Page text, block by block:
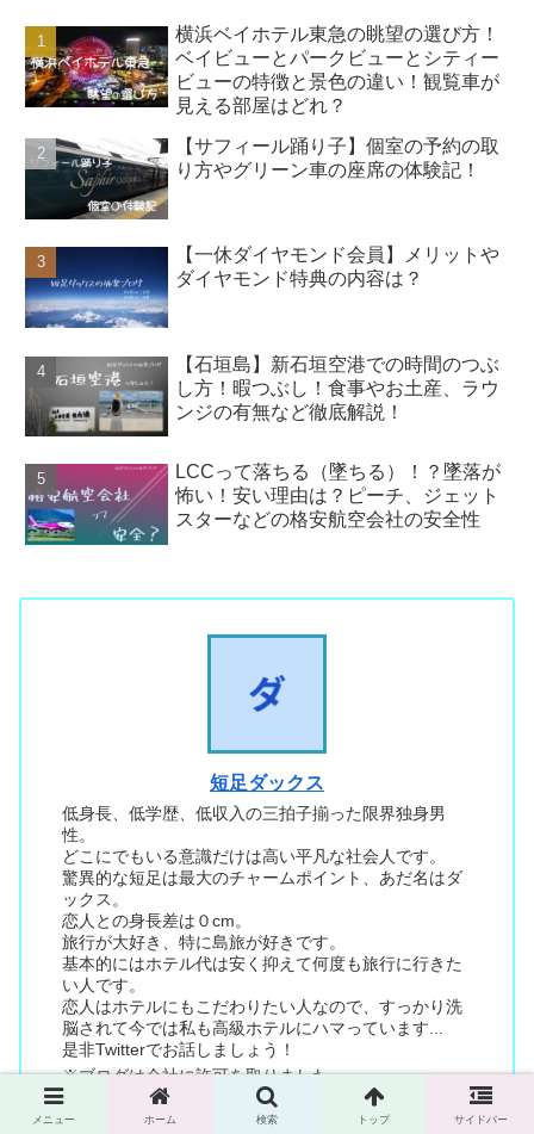
横浜ベイホテル東急の眺望の選び方！
ベイビューとパークビューとシティー
ビューの特徴と景色の違い！観覧車が
見える部屋はどれ？
【サフィール踊り子】個室の予約の取
り方やグリーン車の座席の体験記！
【一休ダイヤモンド会員】メリットや
ダイヤモンド特典の内容は？
【石垣島】新石垣空港での時間のつぶ
し方！暇つぶし！食事やお土産、ラウ
ンジの有無など徹底解説！
LCCって落ちる（墜ちる）！？墜落が
怖い！安い理由は？ピーチ、ジェット
スターなどの格安航空会社の安全性
短足ダックス
低身長、低学歴、低収入の三拍子揃った限界独身男
性。
どこにでもいる意識だけは高い平凡な社会人です。
驚異的な短足は最大のチャームポイント、あだ名はダ
ックス。
恋人との身長差は０cm。
旅行が大好き、特に島旅が好きです。
基本的にはホテル代は安く抑えて何度も旅行に行きた
い人です。
恋人はホテルにもこだわりたい人なので、すっかり洗
脳されて今では私も高級ホテルにハマっています...
是非Twitterでお話しましょう！
※ブログは会社に許可を取りました
メニュー ホーム 検索 トップ サイドバー